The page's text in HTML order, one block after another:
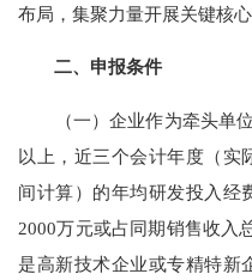
布局，集聚力量开展关键核
二、申报条件
（一）企业作为牵头单位
以上，近三个会计年度（实
间计算）的年均研发投入经
2000万元或占同期销售收入
是高新技术企业或专精特新